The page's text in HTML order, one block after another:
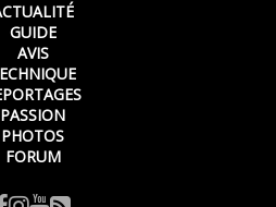
GUIDE
AVIS
PASSION
PHOTOS
FORUM